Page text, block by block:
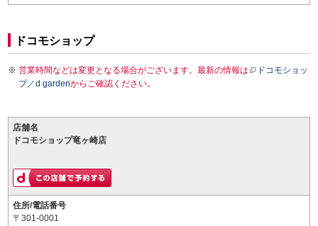
ドコモショップ
営業時間などは変更となる場合がございます。最新の情報は
ドコモショッ
プ／d gardenからご確認ください。
店舗名
ドコモショップ竜ヶ崎店
住所/電話番号
〒301-0001